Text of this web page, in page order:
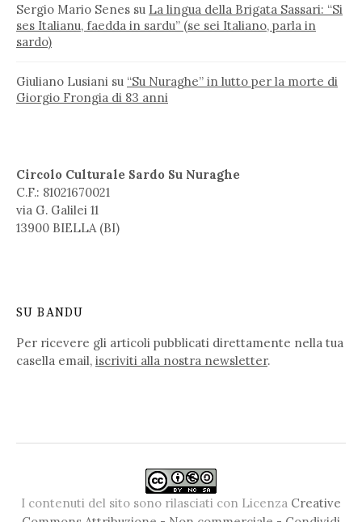
Sergio Mario Senes su La lingua della Brigata Sassari: “Si
ses Italianu, faedda in sardu” (se sei Italiano, parla in
sardo)
Giuliano Lusiani su “Su Nuraghe” in lutto per la morte di
Giorgio Frongia di 83 anni
Circolo Culturale Sardo Su Nuraghe
C.F.: 81021670021
via G. Galilei 11
13900 BIELLA (BI)
SU BANDU
Per ricevere gli articoli pubblicati direttamente nella tua
casella email, iscriviti alla nostra newsletter.
I contenuti del sito sono rilasciati con Licenza Creative